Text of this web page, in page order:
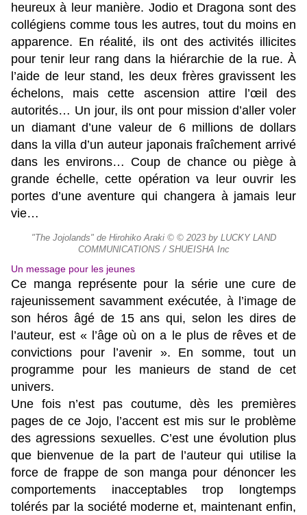
heureux à leur manière. Jodio et Dragona sont des
collégiens comme tous les autres, tout du moins en
apparence. En réalité, ils ont des activités illicites
pour tenir leur rang dans la hiérarchie de la rue. À
l’aide de leur stand, les deux frères gravissent les
échelons, mais cette ascension attire l’œil des
autorités… Un jour, ils ont pour mission d’aller voler
un diamant d’une valeur de 6 millions de dollars
dans la villa d’un auteur japonais fraîchement arrivé
dans les environs… Coup de chance ou piège à
grande échelle, cette opération va leur ouvrir les
portes d’une aventure qui changera à jamais leur
vie…
"The Jojolands" de Hirohiko Araki © © 2023 by LUCKY LAND
COMMUNICATIONS / SHUEISHA Inc
Un message pour les jeunes
Ce manga représente pour la série une cure de
rajeunissement savamment exécutée, à l’image de
son héros âgé de 15 ans qui, selon les dires de
l’auteur, est « l’âge où on a le plus de rêves et de
convictions pour l’avenir ». En somme, tout un
programme pour les manieurs de stand de cet
univers.
Une fois n’est pas coutume, dès les premières
pages de ce Jojo, l’accent est mis sur le problème
des agressions sexuelles. C’est une évolution plus
que bienvenue de la part de l’auteur qui utilise la
force de frappe de son manga pour dénoncer les
comportements inacceptables trop longtemps
tolérés par la société moderne et, maintenant enfin,